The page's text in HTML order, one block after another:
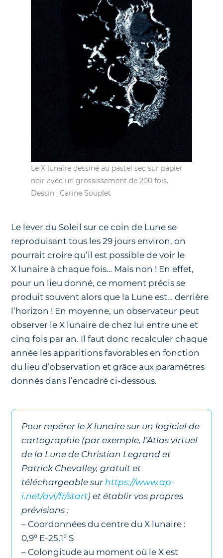
Le X lunaire dessiné au pastel sec sur papier
noir avec un grossissement de 200 fois.
Dessin : Carine Souplet
Le lever du Soleil sur ce coin de Lune se
reproduisant tous les 29 jours environ, on
pourrait croire qu’il est possible de voir le
X lunaire à chaque fois… Mais non ! En effet,
pour un lieu donné, ce moment précis se
produit souvent alors que la Lune est… derrière
l’horizon ! En moyenne, un observateur peut
observer le X lunaire de chez lui entre une et
cinq fois par an. Il faut donc recalculer chaque
année les apparitions favorables en fonction
du lieu d’observation et grâce aux paramètres
donnés dans l’encadré ci-dessous.
Pour repérer le X lunaire sur un logiciel de
cartographie (par exemple, l’Atlas virtuel
de la Lune de Christian Legrand et
Patrick Chevalley, gratuit et
téléchargeable surhttps://www.ap-
i.net/avl/fr/start) et établir vos propres
prévisions :
– Coordonnées du centre du X lunaire :
0,9° E-25,1° S
– Colongitude au moment où le X est